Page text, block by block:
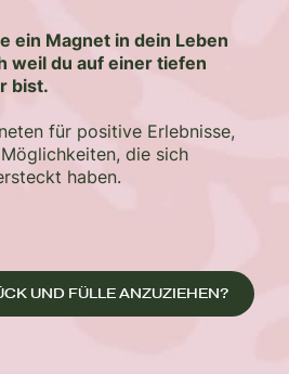
ein Magnet in dein Leben
weil du auf einer tiefen
bist.
für positive Erlebnisse,
die sich
haben.
UND FÜLLE ANZUZIEHEN?